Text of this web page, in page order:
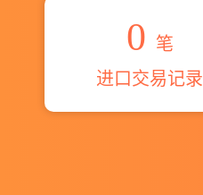
0 笔
进口交易记录